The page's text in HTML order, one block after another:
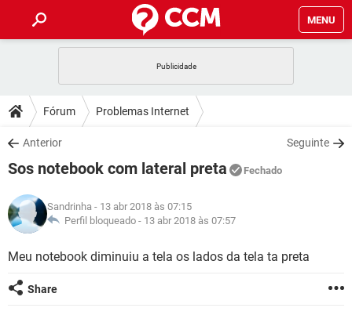
MENU
CELULAR FACEBOOK
OUTLOOK
INSTAGRAM GMAIL
GUIA DE COMPRAS
DICAS
JOGOS WHATSAPP
INSTAGRAM GMAIL
GUIA DE COMPRAS
DOWNLOADS
JOGOS WHATSAPP
CELULAR
OUTLOOK EXCEL
INSTAGRAM GMAIL
JOGOS WHATSAPP
CELULAR
OUTLOOK EXCEL
INSTAGRAM
GLOSSÁRIO
JOGOS WHATSAPP
Fórum Problemas Internet
Anterior Seguinte
Sos notebook com lateral preta Fechado
Sandrinha - 13 abr 2018 às 07:15
Perfil bloqueado - 13 abr 2018 às 07:57
Meu notebook diminuiu a tela os lados da tela ta preta
Share